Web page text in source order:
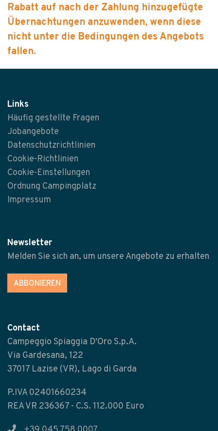
Rabatt auf nach der Zahlung hinzugefügte
Übernachtungen anzuwenden, wenn diese
nicht unter die Bedingungen des Angebots
fallen.
Links
Häufig gestellte Fragen
Jobangebote
Datenschutzrichtlinien
Cookie-Richtlinien
Cookie-Einstellungen
Ordnung Campingplatz
Impressum
Newsletter
Melden Sie sich an, um unsere Angebote zu erhalten
ABBONIEREN
Contact
Campeggio Spiaggia D'Oro S.p.A.
Via Gardesana, 122
37017 Lazise (VR), Lago di Garda
P.IVA 02401660234
REA VR 236367 - C.S. 112.000 Euro